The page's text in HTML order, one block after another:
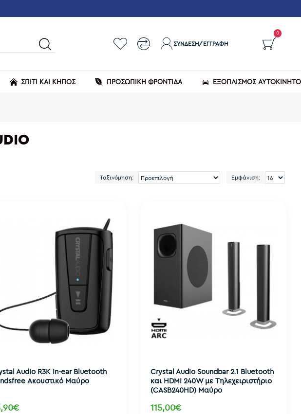
ΣΎΝΔΕΣΗ/ΕΓΓΡΑΦΉ
0
ΣΠΙΤΙ ΚΑΙ ΚΗΠΟΣ ΠΡΟΣΩΠΙΚΗ ΦΡΟΝΤΙΔΑ ΕΞΟΠΛΙΣΜΌΣ
Ταξινόμηση: Εμφάνιση:
Audio R3K In-ear Bluetooth
Ακουστικό Μαύρο
Crystal Audio Soundbar 2.1 Bluetooth
και HDMI 240W με Τηλεχειριστήριο
(CASB240HD) Μαύρο
115,00€